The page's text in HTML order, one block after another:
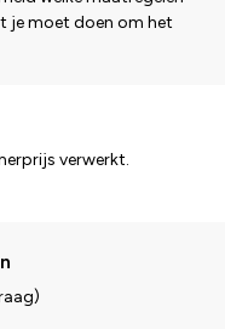
je moet doen om het
verwerkt.